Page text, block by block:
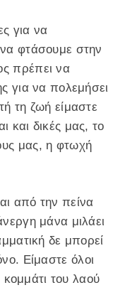
για να
φτάσουμε στην
πρέπει να
για να πολεμήσει
τη ζωή είμαστε
και δικές μας, το
μας, η φτωχή
από την πείνα
μάνα μιλάει
δε μπορεί
Είμαστε όλοι
κομμάτι του λαού